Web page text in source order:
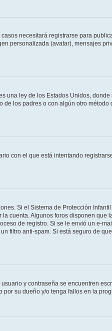
necesitará registrarse para
personalizada (avatar), mensajes
una ley de los Estados Unidos,
los padres o con algún otro
con el que está intentando
Si el Sistema de Protección
cuenta. Algunos foros disponen que
de registro. Si se le envió un e-
filtro anti-spam. Si está seguro de
y contraseña se encuentren
su dueño y/o tenga fallos en la